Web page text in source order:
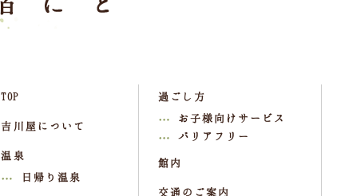
TOP
吉川屋について
温泉
日帰り温泉
過ごし方
お子様向けサービス
バリアフリー
館内
交通のご案内